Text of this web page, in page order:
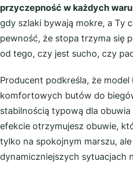
przyczepność w każdych
gdy szlaki bywają mokre, a Ty
pewność, że stopa trzyma się
od tego, czy jest sucho, czy
Producent podkreśla, że model
komfortowych butów do
stabilnością typową dla
efekcie otrzymujesz obuwie,
tylko na spokojnym marszu,
dynamiczniejszych sytuacjach